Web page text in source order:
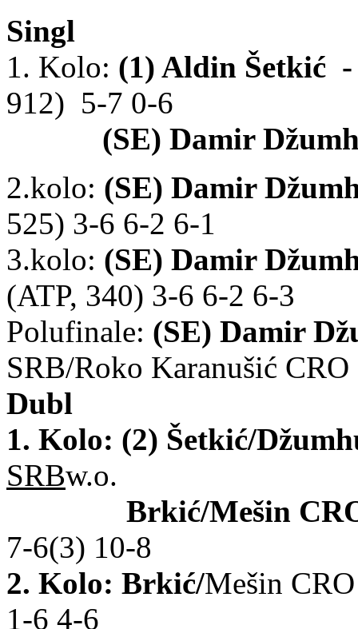
Singl
1. Kolo: (1) Aldin Šetkić -
912) 5-7 0-6
(SE) Damir
2.kolo: (SE) Damir
525) 3-6 6-2 6-1
3.kolo: (SE) Damir
(ATP, 340) 3-6 6-2 6-3
Polufinale: (SE) Damir
SRB/Roko Karanušić
Dubl
1. Kolo: (2) Šetkić/
SRBw.o.
Brkić/Mešin
7-6(3) 10-8
2. Kolo: Brkić/Mešin
1-6 4-6